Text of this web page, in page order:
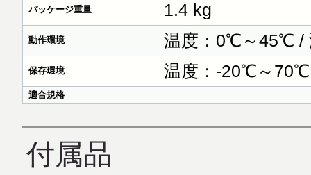
パッケージ重量 1.4 kg
動作環境 温度：0℃～45℃ /
保存環境 温度：-20℃～
適合規格
付属品